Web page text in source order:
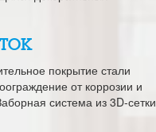
покрытие стали
от коррозии и
система из 3D-сетки